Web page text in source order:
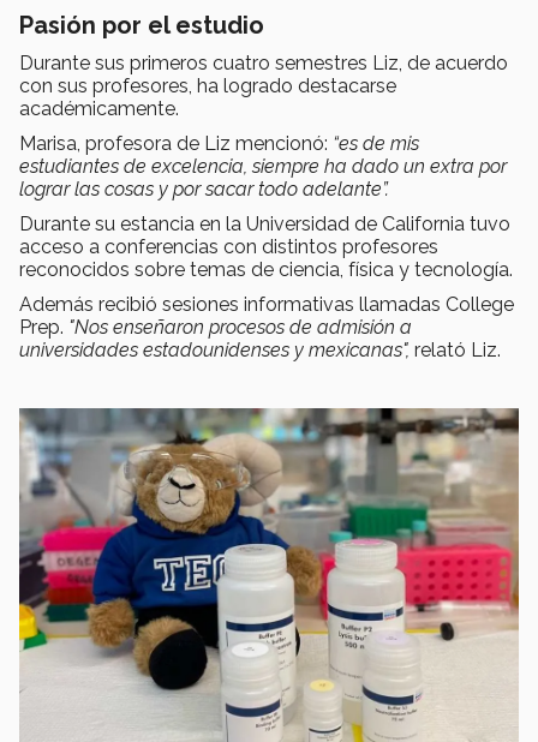
Pasión por el estudio
Durante sus primeros cuatro semestres Liz, de acuerdo
con sus profesores, ha logrado destacarse
académicamente.
Marisa, profesora de Liz mencionó: “es de mis
estudiantes de excelencia, siempre ha dado un extra por
lograr las cosas y por sacar todo adelante”.
Durante su estancia en la Universidad de California tuvo
acceso a conferencias con distintos profesores
reconocidos sobre temas de ciencia, física y tecnología.
Además recibió sesiones informativas llamadas College
Prep. "Nos enseñaron procesos de admisión a
universidades estadounidenses y mexicanas", relató Liz.